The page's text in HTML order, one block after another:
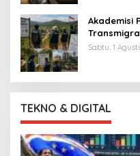
Akademisi
Sabtu, 1
TEKNO & DIGITAL